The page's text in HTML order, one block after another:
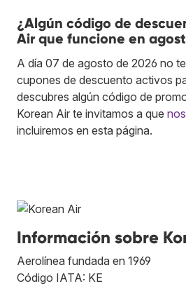
¿Algún código de
Air que funcione en
A día 07 de agosto de 2026 no
cupones de descuento activos
descubres algún código de
Korean Air te invitamos a que
incluiremos en esta página.
Información sobre
Aerolínea fundada en 1969
Código IATA: KE